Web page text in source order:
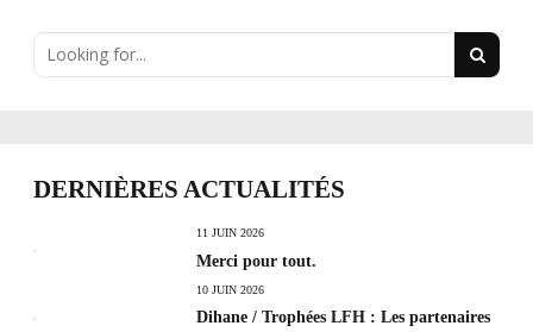
DERNIÈRES ACTUALITÉS
11 JUIN 2026
Merci pour tout.
10 JUIN 2026
Dihane / Trophées LFH : Les partenaires